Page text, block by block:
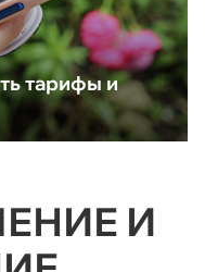
тарифы и
И